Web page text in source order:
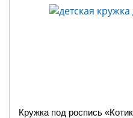
Кружка под роспись